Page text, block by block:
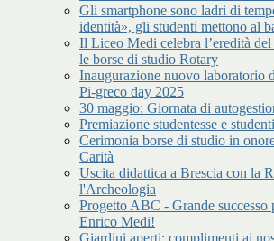
Gli smartphone sono ladri di
identità», gli studenti mettono al
Il Liceo Medi celebra l’eredità
le borse di studio Rotary
Inaugurazione nuovo laboratorio
Pi-greco day 2025
30 maggio: Giornata di
Premiazione studentesse e
Cerimonia borse di studio in
Carità
Uscita didattica a Brescia con la
l'Archeologia
Progetto ABC - Grande
Enrico Medi!